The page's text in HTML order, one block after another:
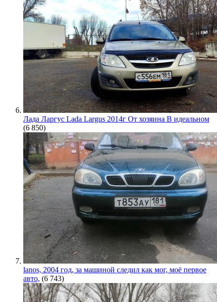
Лада Ларгус Lada Largus 2014г От хозяина В идеальном
(6 850)
lanos, 2004 год, за машиной следил как мог, моё первое
авто, (6 743)